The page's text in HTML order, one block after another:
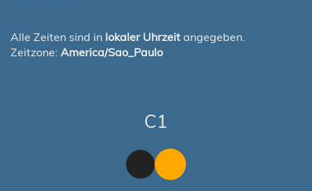
Alle Zeiten sind in lokaler Uhrzeit angegeben.
Zeitzone: America/Sao_Paulo
C1